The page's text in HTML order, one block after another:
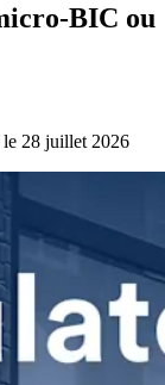
BIC ou
le 28 juillet 2026